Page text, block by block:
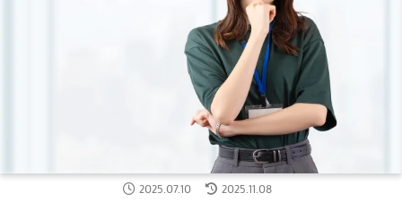
2025.07.10 2025.11.08